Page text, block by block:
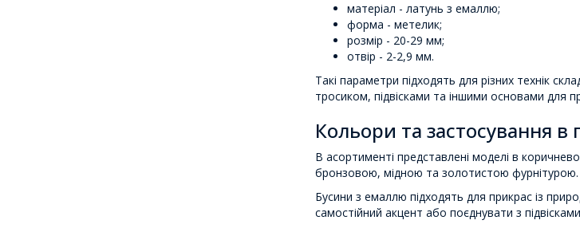
матеріал - латунь з емаллю;
форма - метелик;
розмір - 20-29 мм;
отвір - 2-2,9 мм.
Такі параметри підходять для різних технік
тросиком, підвісками та іншими основами для
Кольори та застосування в
В асортименті представлені моделі в
бронзовою, мідною та золотистою фурнітурою.
Бусини з емаллю підходять для прикрас із
самостійний акцент або поєднувати з